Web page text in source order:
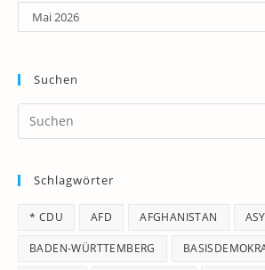
Archiv
Mai 2026
Suchen
Schlagwörter
* CDU AFD AFGHANISTAN
BADEN-WÜRTTEMBERG